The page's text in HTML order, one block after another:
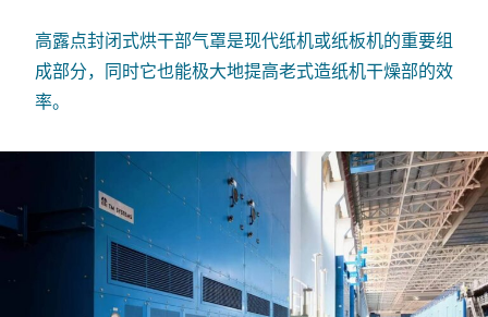
高露点封闭式烘干部气罩是现代纸机或纸板机的重要组
成部分，同时它也能极大地提高老式造纸机干燥部的效
率。